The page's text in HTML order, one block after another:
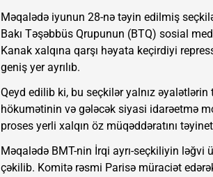
Məqalədə iyunun 28-nə təyin edilmiş
Bakı Təşəbbüs Qrupunun (BTQ) sosial
Kanak xalqına qarşı həyata keçirdiyi
geniş yer ayrılıb.
Qeyd edilib ki, bu seçkilər yalnız
hökumətinin və gələcək siyasi idarəetmə
proses yerli xalqın öz müqəddəratını
Məqalədə BMT-nin İrqi ayrı-seçkiliyin ləğvi
çəkilib. Komitə rəsmi Parisə müraciət